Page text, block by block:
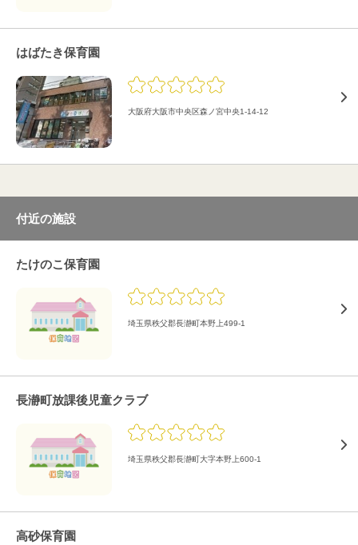
はばたき保育園
大阪府大阪市中央区森ノ宮中央1-14-12
付近の施設
たけのこ保育園
埼玉県秩父郡長瀞町本野上499-1
長瀞町放課後児童クラブ
埼玉県秩父郡長瀞町大字本野上600-1
高砂保育園